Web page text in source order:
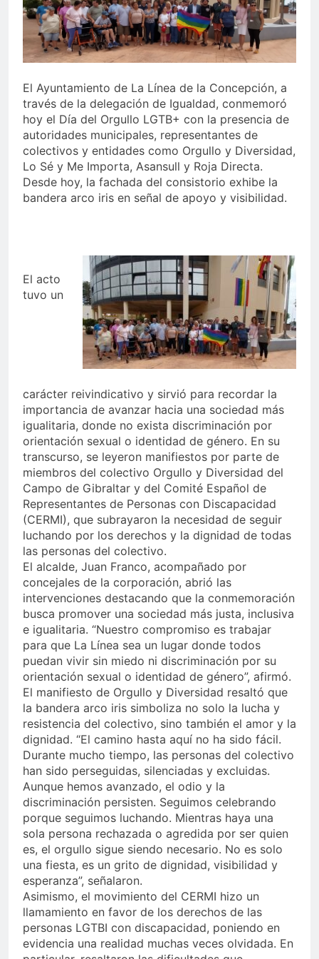
echa el cierre con éxito
rotundo
1 Semana Atrás
La Mancomunidad y el
Banco de Alimentos del
Campo de Gibraltar renuevan
su convenio de colaboración
Tráfico especial para
despedir la feria. Ojo si vas
a Santa Bárbara
2 Semanas Atrás
La feria se despide por todo
lo alto: Antonio José,
fuegos artificiales y música
hasta el amanecer
2 Semanas Atrás
El Ayuntamiento de La Línea de la Concepción, a
través de la delegación de Igualdad, conmemoró
hoy el Día del Orgullo LGTB+ con la presencia de
autoridades municipales, representantes de
colectivos y entidades como Orgullo y Diversidad,
Lo Sé y Me Importa, Asansull y Roja Directa.
Desde hoy, la fachada del consistorio exhibe la
bandera arco iris en señal de apoyo y visibilidad.
El acto
tuvo un
carácter reivindicativo y sirvió para recordar la
importancia de avanzar hacia una sociedad más
igualitaria, donde no exista discriminación por
orientación sexual o identidad de género. En su
transcurso, se leyeron manifiestos por parte de
miembros del colectivo Orgullo y Diversidad del
Campo de Gibraltar y del Comité Español de
Representantes de Personas con Discapacidad
(CERMI), que subrayaron la necesidad de seguir
luchando por los derechos y la dignidad de todas
las personas del colectivo.
El alcalde, Juan Franco, acompañado por
concejales de la corporación, abrió las
intervenciones destacando que la conmemoración
busca promover una sociedad más justa, inclusiva
e igualitaria. “Nuestro compromiso es trabajar
para que La Línea sea un lugar donde todos
puedan vivir sin miedo ni discriminación por su
orientación sexual o identidad de género”, afirmó.
El manifiesto de Orgullo y Diversidad resaltó que
la bandera arco iris simboliza no solo la lucha y
resistencia del colectivo, sino también el amor y la
dignidad. “El camino hasta aquí no ha sido fácil.
Durante mucho tiempo, las personas del colectivo
han sido perseguidas, silenciadas y excluidas.
Aunque hemos avanzado, el odio y la
discriminación persisten. Seguimos celebrando
porque seguimos luchando. Mientras haya una
sola persona rechazada o agredida por ser quien
es, el orgullo sigue siendo necesario. No es solo
una fiesta, es un grito de dignidad, visibilidad y
esperanza”, señalaron.
Asimismo, el movimiento del CERMI hizo un
llamamiento en favor de los derechos de las
personas LGTBI con discapacidad, poniendo en
evidencia una realidad muchas veces olvidada. En